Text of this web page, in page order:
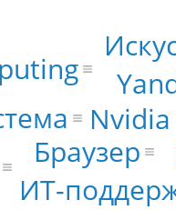
Браузер
ИТ-